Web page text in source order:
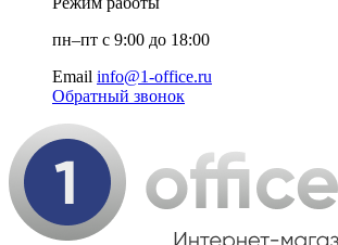
пн–пт с 9:00 до 18:00
Email info@1-office.ru
Обратный звонок